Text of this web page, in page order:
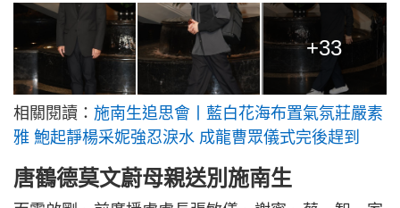
+33
相關閱讀： 施南生追思會丨藍白花海布置氣氛莊嚴素
雅 鮑起靜楊采妮強忍淚水 成龍曹眾儀式完後趕到
唐鶴德莫文蔚母親送別施南生